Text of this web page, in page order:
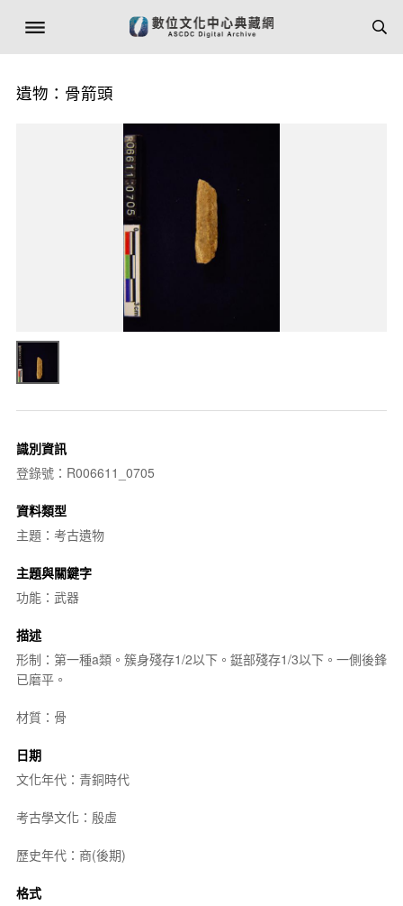
遺物：骨箭頭
識別資訊
登錄號：R006611_0705
資料類型
主題：考古遺物
主題與關鍵字
功能：武器
描述
形制：第一種a類。簇身殘存1/2以下。鋌部殘存1/3以下。一側後鋒
已磨平。
材質：骨
日期
文化年代：青銅時代
考古學文化：殷虛
歷史年代：商(後期)
格式